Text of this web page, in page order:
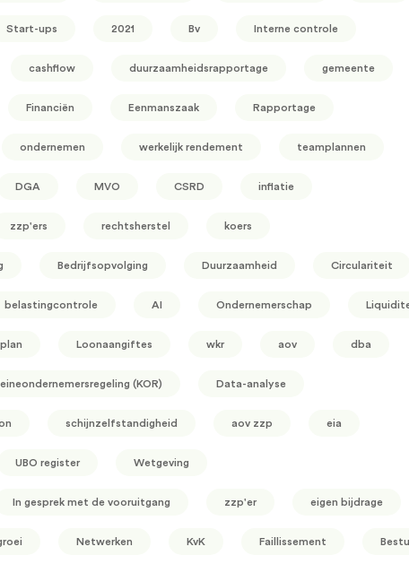
Start-ups 2021 Bv Interne controle
cashflow duurzaamheidsrapportage gemeente
Financiën Eenmanszaak Rapportage
ondernemen werkelijk rendement teamplannen
DGA MVO CSRD inflatie
zzp'ers rechtsherstel koers
Bedrijfsopvolging Duurzaamheid Circulariteit
belastingcontrole AI Ondernemerschap
Loonaangiftes wkr aov dba
(KOR) Data-analyse
schijnzelfstandigheid aov zzp eia
UBO register Wetgeving
In gesprek met de vooruitgang zzp'er eigen bijdrage
Netwerken KvK Faillissement